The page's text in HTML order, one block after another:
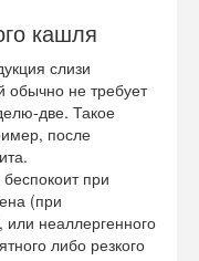
кашля
слизи
обычно не требует
две. Такое
после
при
(при
неаллергенного
либо резкого